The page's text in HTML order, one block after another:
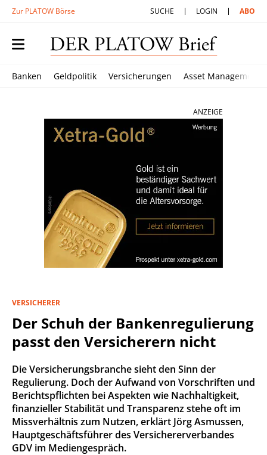
Zur PLATOW Börse SUCHE LOGIN ABO
Banken Geldpolitik Versicherungen Asset Management
ANZEIGE
VERSICHERER
Der Schuh der Bankenregulierung
passt den Versicherern nicht
Die Versicherungsbranche sieht den Sinn der
Regulierung. Doch der Aufwand von Vorschriften und
Berichtspflichten bei Aspekten wie Nachhaltigkeit,
finanzieller Stabilität und Transparenz stehe oft im
Missverhältnis zum Nutzen, erklärt Jörg Asmussen,
Hauptgeschäftsführer des Versichererverbandes
GDV im Mediengespräch.